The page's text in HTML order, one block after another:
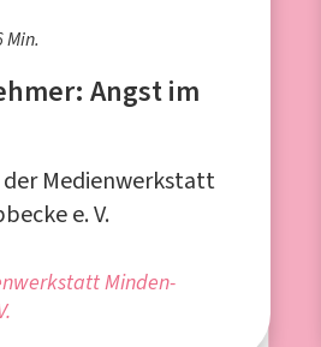
Min.
Angst im
Medienwerkstatt
e. V.
Minden-